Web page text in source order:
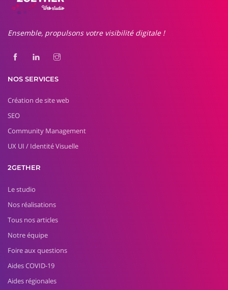
Ensemble, propulsons votre visibilité digitale !
NOS SERVICES
Création de site web
SEO
Community Management
UX UI / Identité Visuelle
2GETHER
Le studio
Nos réalisations
Tous nos articles
Notre équipe
Foire aux questions
Aides COVID-19
Aides régionales